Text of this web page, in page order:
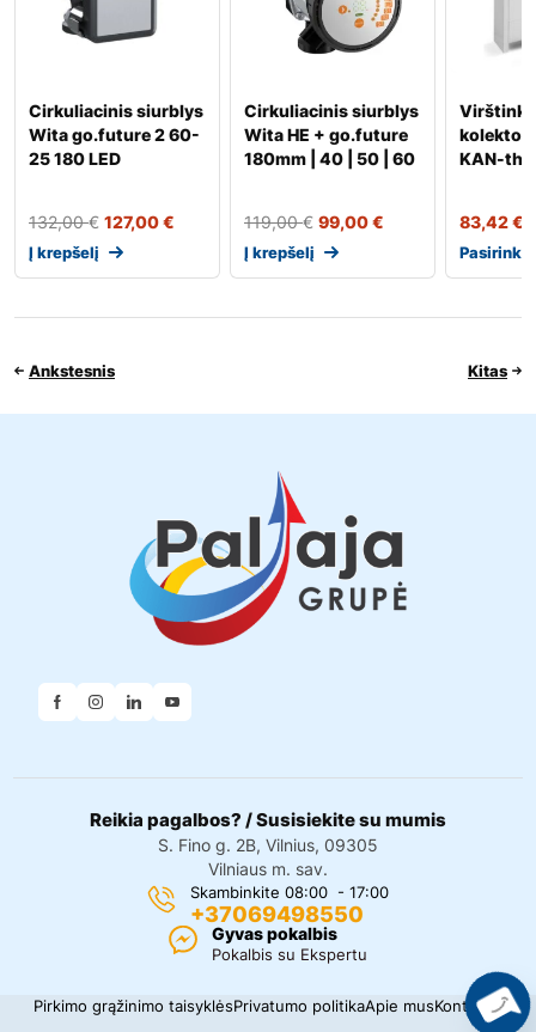
Cirkuliacinis siurblys
Wita go.future 2 60-
25 180 LED
132,00€ 127,00€
Į krepšelį
Cirkuliacinis siurblys
Wita HE + go.future
180mm | 40 | 50 | 60
119,00€ 99,00€
Į krepšelį
KAN-
83,42€
Pasirinkti
Ankstesnis Kitas
Reikia pagalbos? / Susisiekite su mumis
S. Fino g. 2B, Vilnius, 09305
Vilniaus m. sav.
Skambinkite 08:00 - 17:00
+37069498550
Gyvas pokalbis
Pokalbis su Ekspertu
Pirkimo grąžinimo taisyklėsPrivatumo politikaApie musKontaktai